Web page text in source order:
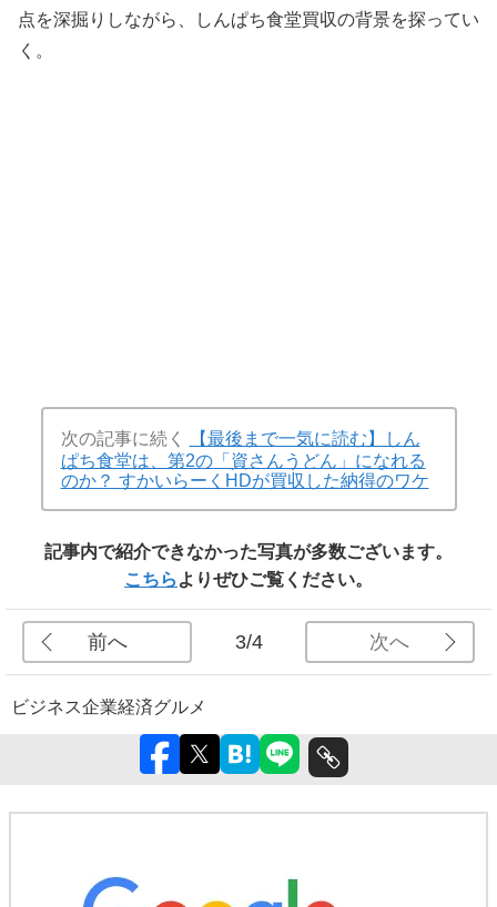
点を深掘りしながら、しんぱち食堂買収の背景を探ってい
く。
次の記事に続く
【最後まで一気に読む】しん
ぱち食堂は、第2の「資さんうどん」になれる
のか？ すかいらーくHDが買収した納得のワケ
記事内で紹介できなかった写真が多数ございます。
こちら よりぜひご覧ください。
前へ 3/4 次へ
ビジネス企業経済グルメ